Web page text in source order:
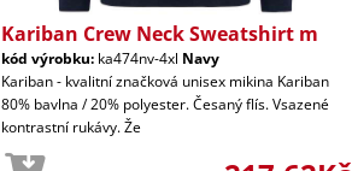
Kariban Crew Neck Sweatshirt m
kód výrobku: ka474nv-4xl Navy
Kariban - kvalitní značková unisex mikina Kariban
80% bavlna / 20% polyester. Česaný flís. Vsazené
kontrastní rukávy. Že